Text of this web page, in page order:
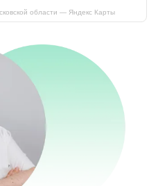
области — Яндекс Карты